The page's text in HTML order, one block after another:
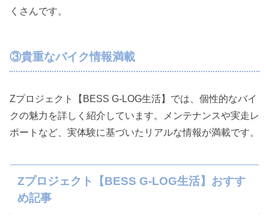
くさんです。
③貴重なバイク情報満載
Zプロジェクト【BESS G-LOG生活】では、個性的なバイ
クの魅力を詳しく紹介しています。メンテナンスや実走レ
ポートなど、実体験に基づいたリアルな情報が満載です。
Zプロジェクト【BESS G-LOG生活】おすす
め記事